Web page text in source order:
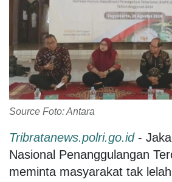
Source Foto: Antara
Tribratanews.polri.go.id-
Nasional Penanggulangan
meminta masyarakat tak